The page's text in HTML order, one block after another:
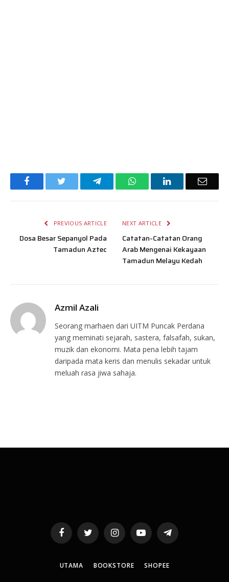
Facebook TelegramWhatsAppLinkedIn Email
PREVIOUS ARTICLE
Dosa Besar Sepanyol Pada
Tamadun Aztec
NEXT ARTICLE
Catatan-Catatan Orang
Arab Mengenai Kekayaan
Tamadun Melayu Kedah
Azmil Azali
Seorang marhaen dari UITM Puncak Perdana
yang meminati sejarah, sastera, falsafah, sukan,
muzik dan ekonomi. Mata pena lebih tajam
daripada mata keris dan menulis sekadar untuk
meluah rasa jiwa sahaja.
FacebookTwitter InstagramYouTubeTelegram
UTAMA BOOKSTORE SHOPEE